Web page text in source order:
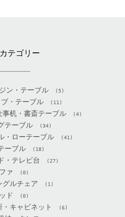
テゴリー
ン・テーブル (5)
・テーブル (11)
事机・書斎テーブル (4)
テーブル (34)
・ローテーブル (41)
ーブル (18)
・テレビ台 (27)
ァ (0)
グルチェア (1)
ド (0)
キャビネット (6)